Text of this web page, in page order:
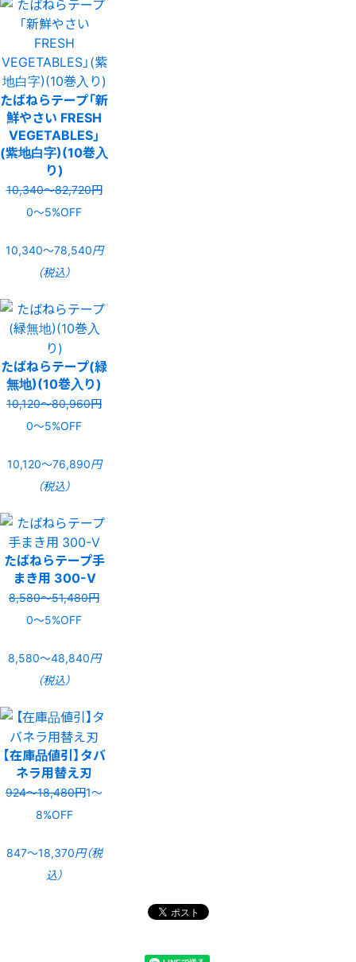
たばねらテープ「新
鮮やさい FRESH
VEGETABLES」
(紫地白字)(10巻入
り)
10,340〜82,720円
0〜5%OFF
10,340〜78,540円
（税込）
たばねらテープ(緑
無地)(10巻入り)
10,120〜80,960円
0〜5%OFF
10,120〜76,890円
（税込）
たばねらテープ手
まき用 300-V
8,580〜51,480円
0〜5%OFF
8,580〜48,840円
（税込）
【在庫品値引】タバ
ネラ用替え刃
924〜18,480円1〜
8%OFF
847〜18,370円（税
込）